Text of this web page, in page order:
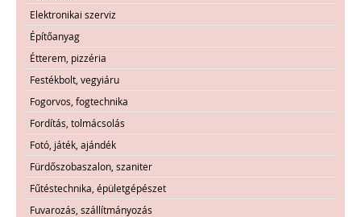
Elektronikai szerviz
Építőanyag
Étterem, pizzéria
Festékbolt, vegyiáru
Fogorvos, fogtechnika
Fordítás, tolmácsolás
Fotó, játék, ajándék
Fürdőszobaszalon, szaniter
Fűtéstechnika, épületgépészet
Fuvarozás, szállítmányozás